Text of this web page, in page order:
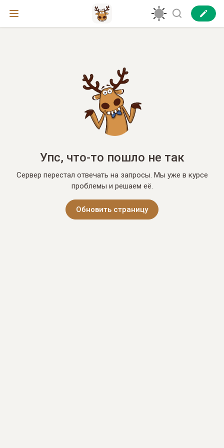
Упс, что-то пошло не так
Сервер перестал отвечать на запросы. Мы уже в курсе
проблемы и решаем её.
Обновить страницу